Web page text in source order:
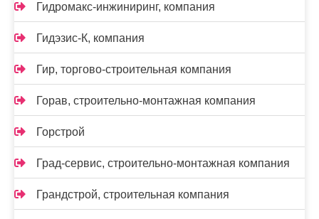
Гидромакс-инжиниринг, компания
Гидэзис-К, компания
Гир, торгово-строительная компания
Горав, строительно-монтажная компания
Горстрой
Град-сервис, строительно-монтажная компания
Грандстрой, строительная компания